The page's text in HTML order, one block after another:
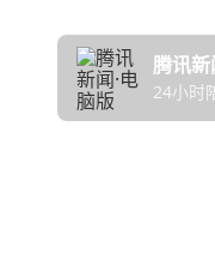
腾讯新
24小时